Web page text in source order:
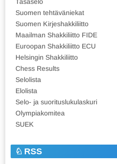
Suomen tehtäväniekat
Suomen Kirjeshakkiliitto
Maailman Shakkiliitto FIDE
Euroopan Shakkiliitto ECU
Helsingin Shakkiliitto
Chess Results
Selolista
Elolista
Selo- ja suorituslukulaskuri
Olympiakomitea
SUEK
RSS